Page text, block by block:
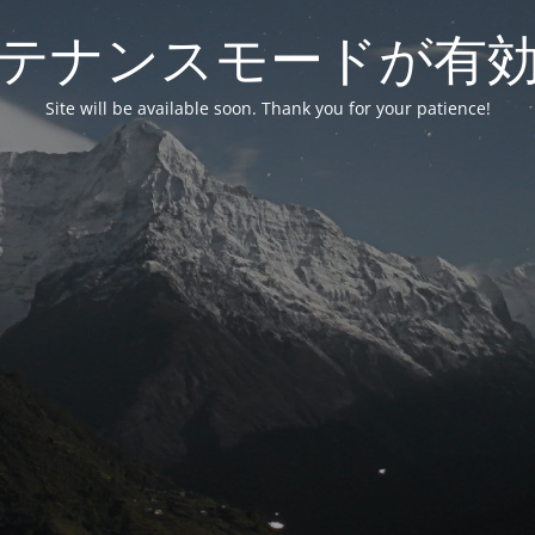
ナンスモードが有
Site will be available soon. Thank you for your patience!